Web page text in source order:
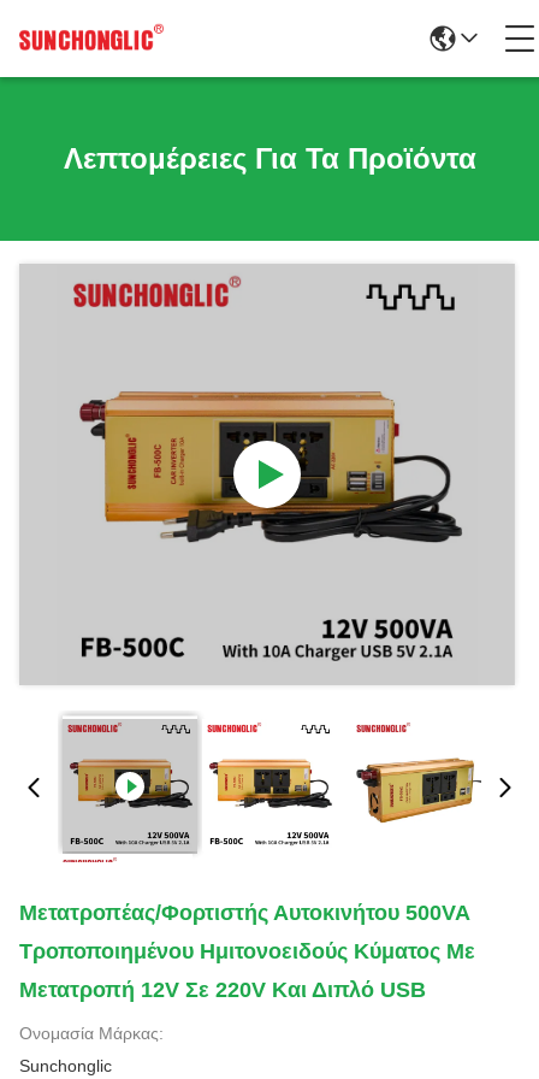
Λεπτομέρειες Για Τα Προϊόντα
Μετατροπέας/Φορτιστής Αυτοκινήτου 500VA
Τροποποιημένου Ημιτονοειδούς Κύματος Με
Μετατροπή 12V Σε 220V Και Διπλό USB
Ονομασία Μάρκας:
Sunchonglic